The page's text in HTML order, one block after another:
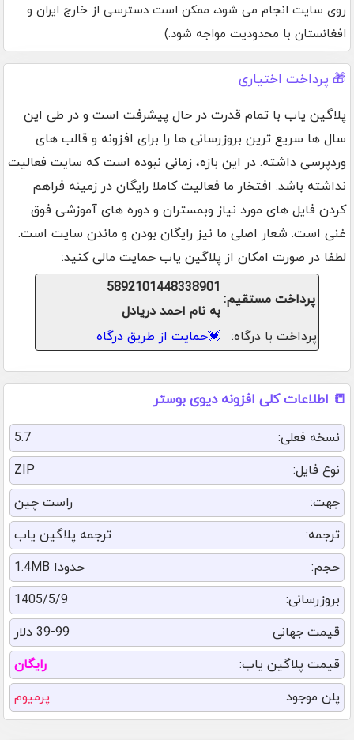
روی سایت انجام می شود، ممکن است دسترسی از خارج ایران و
افغانستان با محدودیت مواجه شود.)
🎁 پرداخت اختیاری
پلاگین یاب با تمام قدرت در حال پیشرفت است و در طی این
سال ها سریع ترین بروزرسانی ها را برای افزونه و قالب های
وردپرسی داشته. در این بازه، زمانی نبوده است که سایت فعالیت
نداشته باشد. افتخار ما فعالیت کاملا رایگان در زمینه فراهم
کردن فایل های مورد نیاز وبمستران و دوره های آموزشی فوق
غنی است. شعار اصلی ما نیز رایگان بودن و ماندن سایت است.
لطفا در صورت امکان از پلاگین یاب حمایت مالی کنید:
پرداخت مستقیم:
5892101448338901
به نام احمد دریادل
پرداخت با درگاه:
💓حمایت از طریق درگاه
📒 اطلاعات کلی افزونه دیوی بوستر
نسخه فعلی:
5.7
نوع فایل:
ZIP
جهت:
راست چین
ترجمه:
ترجمه پلاگین یاب
حجم:
حدودا 1.4MB
بروزرسانی:
1405/5/9
قیمت جهانی
39-99 دلار
قیمت پلاگین یاب:
رایگان
پلن موجود
پرمیوم